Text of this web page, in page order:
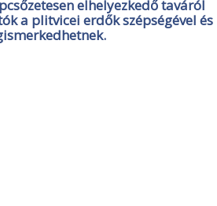
elhelyezkedő taváról
a plitvicei erdők szépségével és